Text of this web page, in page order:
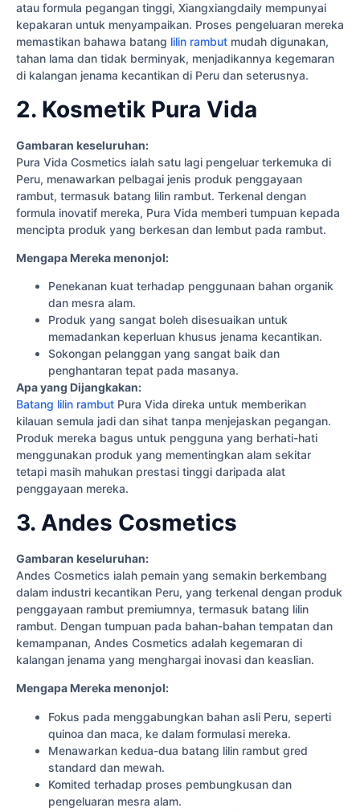
atau formula pegangan tinggi, Xiangxiangdaily mempunyai
kepakaran untuk menyampaikan. Proses pengeluaran mereka
memastikan bahawa batang lilin rambut mudah digunakan,
tahan lama dan tidak berminyak, menjadikannya kegemaran
di kalangan jenama kecantikan di Peru dan seterusnya.
2. Kosmetik Pura Vida
Gambaran keseluruhan:
Pura Vida Cosmetics ialah satu lagi pengeluar terkemuka di
Peru, menawarkan pelbagai jenis produk penggayaan
rambut, termasuk batang lilin rambut. Terkenal dengan
formula inovatif mereka, Pura Vida memberi tumpuan kepada
mencipta produk yang berkesan dan lembut pada rambut.
Mengapa Mereka menonjol:
Penekanan kuat terhadap penggunaan bahan organik
dan mesra alam.
Produk yang sangat boleh disesuaikan untuk
memadankan keperluan khusus jenama kecantikan.
Sokongan pelanggan yang sangat baik dan
penghantaran tepat pada masanya.
Apa yang Dijangkakan:
Batang lilin rambut Pura Vida direka untuk memberikan
kilauan semula jadi dan sihat tanpa menjejaskan pegangan.
Produk mereka bagus untuk pengguna yang berhati-hati
menggunakan produk yang mementingkan alam sekitar
tetapi masih mahukan prestasi tinggi daripada alat
penggayaan mereka.
3. Andes Cosmetics
Gambaran keseluruhan:
Andes Cosmetics ialah pemain yang semakin berkembang
dalam industri kecantikan Peru, yang terkenal dengan produk
penggayaan rambut premiumnya, termasuk batang lilin
rambut. Dengan tumpuan pada bahan-bahan tempatan dan
kemampanan, Andes Cosmetics adalah kegemaran di
kalangan jenama yang menghargai inovasi dan keaslian.
Mengapa Mereka menonjol:
Fokus pada menggabungkan bahan asli Peru, seperti
quinoa dan maca, ke dalam formulasi mereka.
Menawarkan kedua-dua batang lilin rambut gred
standard dan mewah.
Komited terhadap proses pembungkusan dan
pengeluaran mesra alam.